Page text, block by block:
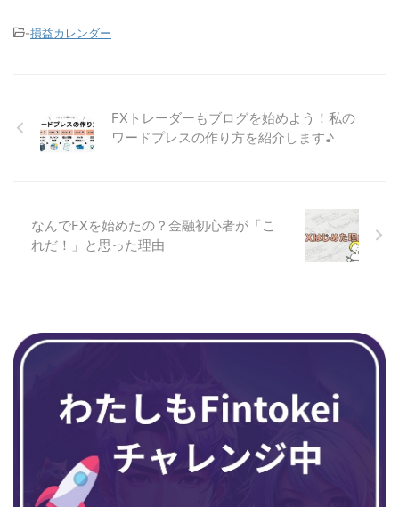
-損益カレンダー
FXトレーダーもブログを始めよう！私の
ワードプレスの作り方を紹介します♪
なんでFXを始めたの？金融初心者が「こ
れだ！」と思った理由